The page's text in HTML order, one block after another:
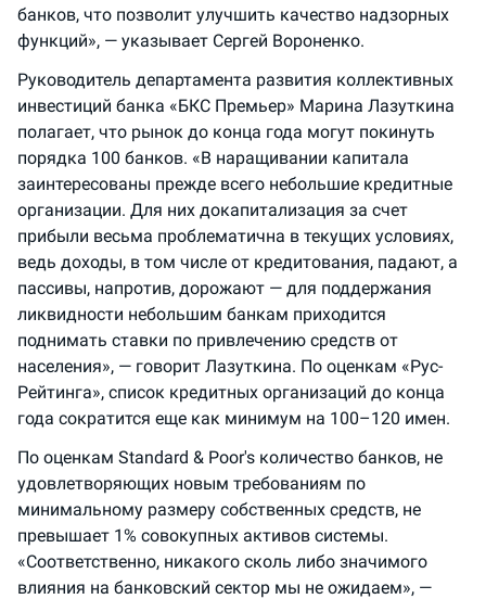
банков, что позволит улучшить качество надзорных
функций», — указывает Сергей Вороненко.
Руководитель департамента развития коллективных
инвестиций банка «БКС Премьер» Марина Лазуткина
полагает, что рынок до конца года могут покинуть
порядка 100 банков. «В наращивании капитала
заинтересованы прежде всего небольшие кредитные
организации. Для них докапитализация за счет
прибыли весьма проблематична в текущих условиях,
ведь доходы, в том числе от кредитования, падают, а
пассивы, напротив, дорожают — для поддержания
ликвидности небольшим банкам приходится
поднимать ставки по привлечению средств от
населения», — говорит Лазуткина. По оценкам «Рус-
Рейтинга», список кредитных организаций до конца
года сократится еще как минимум на 100–120 имен.
По оценкам Standard & Poor's количество банков, не
удовлетворяющих новым требованиям по
минимальному размеру собственных средств, не
превышает 1% совокупных активов системы.
«Соответственно, никакого сколь либо значимого
влияния на банковский сектор мы не ожидаем», —